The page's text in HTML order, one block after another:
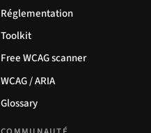
Réglementation
Toolkit
Free WCAG scanner
WCAG / ARIA
Glossary